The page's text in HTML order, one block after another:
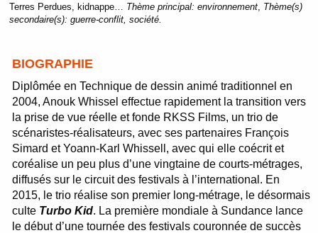
Terres Perdues, kidnappe… Thème principal: environnement, Thème(s)
secondaire(s): guerre-conflit, société.
BIOGRAPHIE
Diplômée en Technique de dessin animé traditionnel en
2004, Anouk Whissel effectue rapidement la transition vers
la prise de vue réelle et fonde RKSS Films, un trio de
scénaristes-réalisateurs, avec ses partenaires François
Simard et Yoann-Karl Whissell, avec qui elle coécrit et
coréalise un peu plus d’une vingtaine de courts-métrages,
diffusés sur le circuit des festivals à l’international. En
2015, le trio réalise son premier long-métrage, le désormais
culte Turbo Kid. La première mondiale à Sundance lance
le début d’une tournée des festivals couronnée de succès